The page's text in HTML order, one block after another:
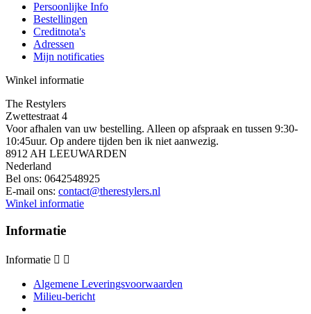
Persoonlijke Info
Bestellingen
Creditnota's
Adressen
Mijn notificaties
Winkel informatie
The Restylers
Zwettestraat 4
Voor afhalen van uw bestelling. Alleen op afspraak en tussen 9:30-
10:45uur. Op andere tijden ben ik niet aanwezig.
8912 AH LEEUWARDEN
Nederland
Bel ons: 0642548925
E-mail ons: contact@therestylers.nl
Winkel informatie
Informatie
Informatie  
Algemene Leveringsvoorwaarden
Milieu-bericht